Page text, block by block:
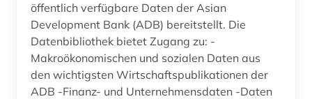
computersicherheit (1)
corporate-governence-daten (1)
coworking (1)
öffentlich verfügbare Daten der Asian
Development Bank (ADB) bereitstellt. Die
Datenbibliothek bietet Zugang zu: -
Makroökonomischen und sozialen Daten aus
den wichtigsten Wirtschaftspublikationen der
ADB -Finanz- und Unternehmensdaten -Daten